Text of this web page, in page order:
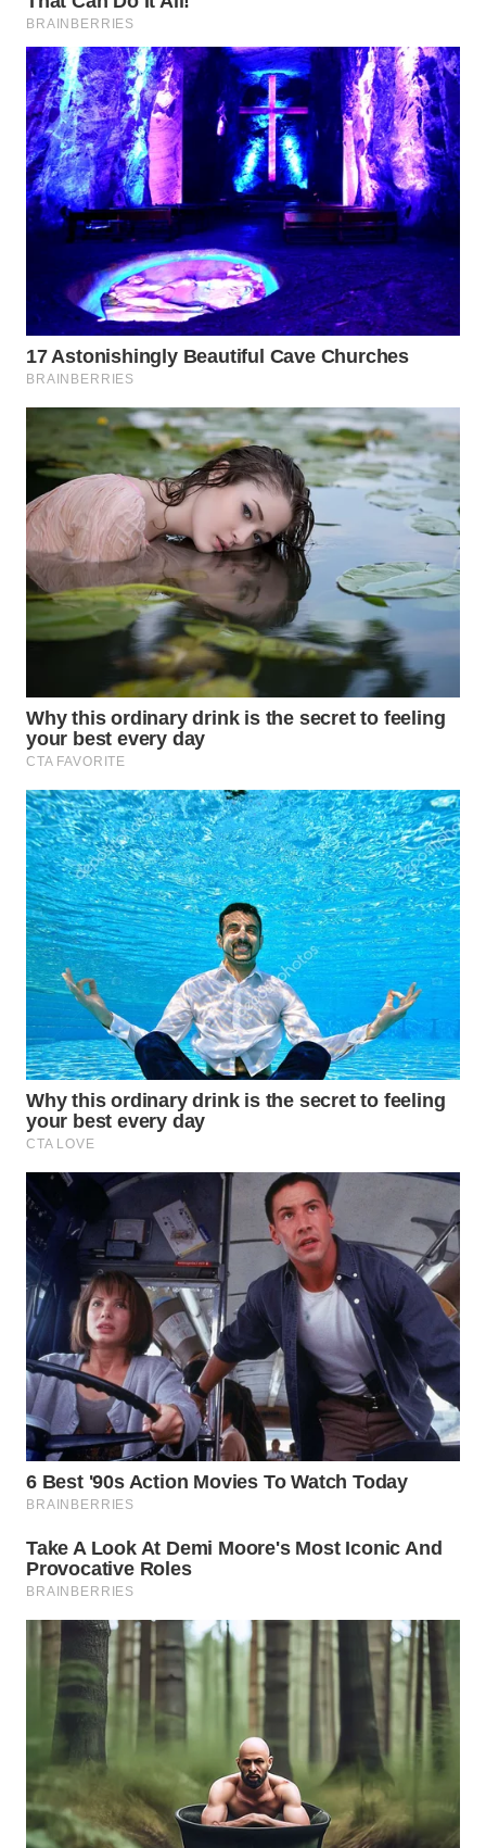
WN
TANJUNG
LESUNG
WN
KARO
WN
SIMALUNGUN
WN
LABUHANBATU
WN
TAPANULI
TENGAH
WN DELI
SERDANG
WN
TEBING
TINGGI
PAKPAK
WN
KARAWANG
WN
BEKASI
WN
BOGOR
WN
DEPOK
WN
TAPANULI
UTARA
SAMOSIR
WN
PADANG
LAWAS
WN
SUMEDANG
WN
CIANJUR
WN
KEPULAUAN
SERIBU
WN
TANGERANG
WN
BINJAI
WN
CIREBON